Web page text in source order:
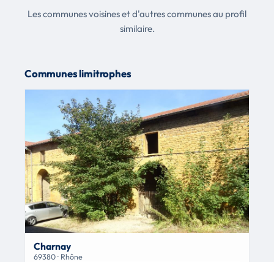
Les communes voisines et d'autres communes au profil
similaire.
Communes limitrophes
Charnay
69380 · Rhône